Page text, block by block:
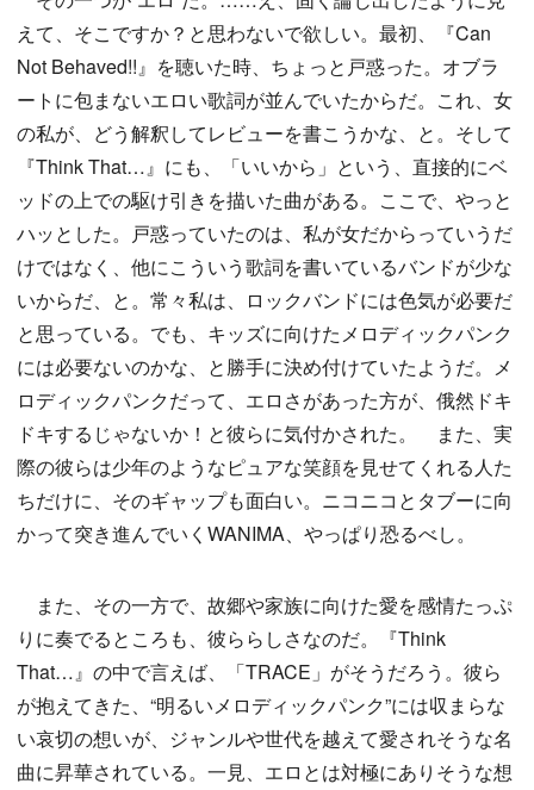
えて、そこですか？と思わないで欲しい。最初、『Can
Not Behaved!!』を聴いた時、ちょっと戸惑った。オブラ
ートに包まないエロい歌詞が並んでいたからだ。これ、女
の私が、どう解釈してレビューを書こうかな、と。そして
『Think That…』にも、「いいから」という、直接的にベ
ッドの上での駆け引きを描いた曲がある。ここで、やっと
ハッとした。戸惑っていたのは、私が女だからっていうだ
けではなく、他にこういう歌詞を書いているバンドが少な
いからだ、と。常々私は、ロックバンドには色気が必要だ
と思っている。でも、キッズに向けたメロディックパンク
には必要ないのかな、と勝手に決め付けていたようだ。メ
ロディックパンクだって、エロさがあった方が、俄然ドキ
ドキするじゃないか！と彼らに気付かされた。 また、実
際の彼らは少年のようなピュアな笑顔を見せてくれる人た
ちだけに、そのギャップも面白い。ニコニコとタブーに向
かって突き進んでいくWANIMA、やっぱり恐るべし。
また、その一方で、故郷や家族に向けた愛を感情たっぷ
りに奏でるところも、彼ららしさなのだ。『Think
That…』の中で言えば、「TRACE」がそうだろう。彼ら
が抱えてきた、“明るいメロディックパンク”には収まらな
い哀切の想いが、ジャンルや世代を越えて愛されそうな名
曲に昇華されている。一見、エロとは対極にありそうな想